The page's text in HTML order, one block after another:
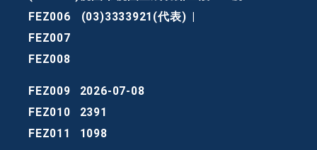
FEZ006
(03)3333921(代表)
FEZ007
FEZ008
FEZ009
2026-07-08
FEZ010
2391
FEZ011
1098